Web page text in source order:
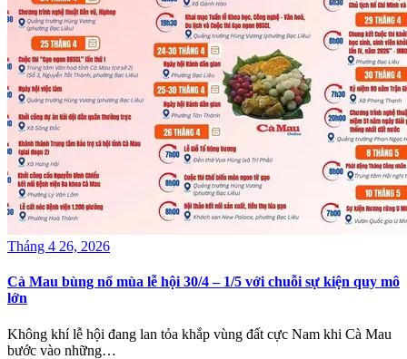
Tháng 4 26, 2026
Cà Mau bùng nổ mùa lễ hội 30/4 – 1/5 với chuỗi sự kiện quy mô
lớn
Không khí lễ hội đang lan tỏa khắp vùng đất cực Nam khi Cà Mau
bước vào những…